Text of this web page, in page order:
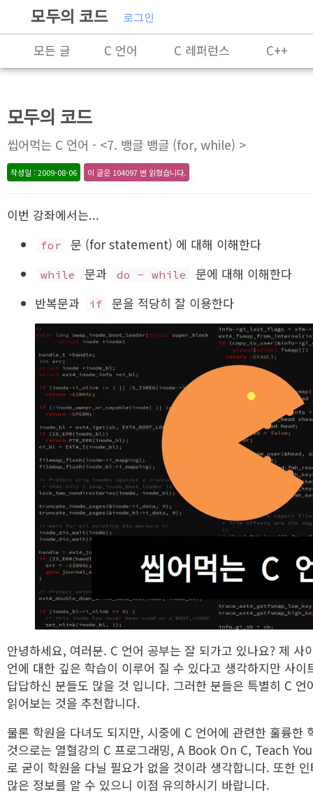
모두의 코드 로그인
모든 글 C 언어 C 레퍼런스
C++
프로그래밍
모두의 코드
씹어먹는 C 언어 - <7. 뱅글 뱅글 (for, while) >
작성일 : 2009-08-06 이 글은 104097 번 읽혔습니다.
이번 강좌에서는...
for 문 (for statement) 에 대해 이해한다
while 문과 do - while
문에 대해 이해한다
반복문과
if 문을 적당히 잘 이용한다
안녕하세요, 여러분. C 언어 공부는 잘 되가고 있나요? 제 사
언에 대한 깊은 학습이 이루어 질 수 있다고 생각하지만 사
답답하신 분들도 많을 것 입니다. 그러한 분들은 특별히 C
읽어보는 것을 추천합니다.
물론 학원을 다녀도 되지만, 시중에 C 언어에 관련한 훌륭한
것으로는 열혈강의 C 프로그래밍, A Book On C, Teach
로 굳이 학원을 다닐 필요가 없을 것이라 생각합니다. 또한
많은 정보를 알 수 있으니 이점 유의하시기 바랍니다.